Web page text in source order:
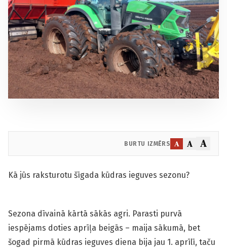
BURTU IZMĒRS A A A
Kā jūs raksturotu šīgada kūdras ieguves sezonu?
Sezona dīvainā kārtā sākās agri. Parasti purvā
iespējams doties aprīļa beigās – maija sākumā, bet
šogad pirmā kūdras ieguves diena bija jau 1. aprīlī, taču